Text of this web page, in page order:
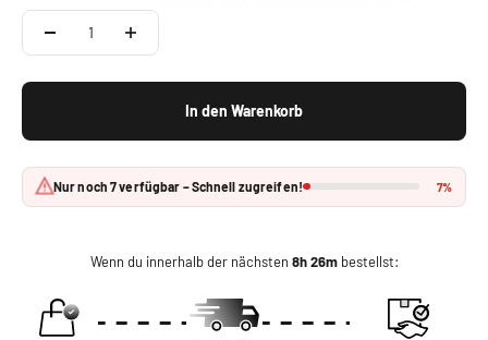
In den Warenkorb
Nur noch 7 verfügbar – Schnell zugreifen! 7%
Wenn du innerhalb der nächsten 8h 26mbestellst: